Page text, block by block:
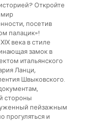
Откройте
мир
посетив
палацик»!
века в стиле
замок в
итальянского
Ланци,
Швыковского.
стороны
пейзажным
прогуляться и